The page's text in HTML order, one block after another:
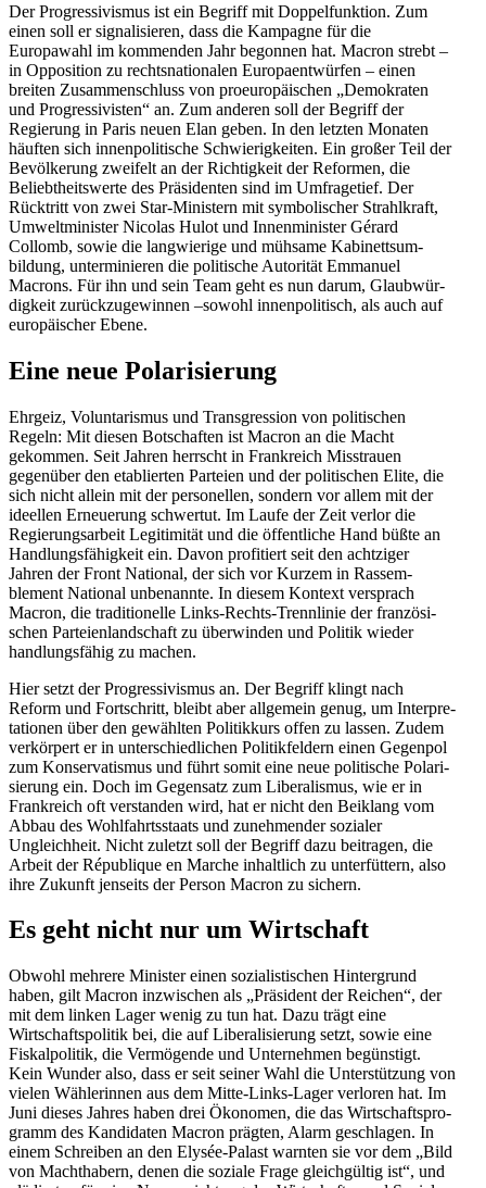
Der Progres­si­vismus ist ein Begriff mit Doppel­funktion. Zum
einen soll er signa­li­sieren, dass die Kampagne für die
Europawahl im kommenden Jahr begonnen hat. Macron strebt –
in Opposition zu rechts­na­tio­nalen Europa­ent­würfen – einen
breiten Zusam­men­schluss von proeu­ro­päi­schen „Demokraten
und Progres­si­visten“ an. Zum anderen soll der Begriff der
Regierung in Paris neuen Elan geben. In den letzten Monaten
häuften sich innen­po­li­tische Schwie­rig­keiten. Ein großer Teil der
Bevöl­kerung zweifelt an der Richtigkeit der Reformen, die
Beliebt­heits­werte des Präsi­denten sind im Umfra­getief. Der
Rücktritt von zwei Star-Ministern mit symbo­li­scher Strahl­kraft,
Umwelt­mi­nister Nicolas Hulot und Innen­mi­nister Gérard
Collomb, sowie die langwierige und mühsame Kabinetts­um­
bildung, unter­mi­nieren die politische Autorität Emmanuel
Macrons. Für ihn und sein Team geht es nun darum, Glaub­wür­
digkeit zurück­zu­ge­winnen –sowohl innen­po­li­tisch, als auch auf
europäi­scher Ebene.
Eine neue Polarisierung
Ehrgeiz, Volun­t­a­rismus und Trans­gression von politi­schen
Regeln: Mit diesen Botschaften ist Macron an die Macht
gekommen. Seit Jahren herrscht in Frank­reich Misstrauen
gegenüber den etablierten Parteien und der politi­schen Elite, die
sich nicht allein mit der perso­nellen, sondern vor allem mit der
ideellen Erneuerung schwertut. Im Laufe der Zeit verlor die
Regie­rungs­arbeit Legiti­mität und die öffent­liche Hand büßte an
Handlungs­fä­higkeit ein. Davon profi­tiert seit den achtziger
Jahren der Front National, der sich vor Kurzem in Rassem­
blement National unbenannte. In diesem Kontext versprach
Macron, die tradi­tio­nelle Links-Rechts-Trenn­linie der franzö­si­
schen Partei­en­land­schaft zu überwinden und Politik wieder
handlungs­fähig zu machen.
Hier setzt der Progres­si­vismus an. Der Begriff klingt nach
Reform und Fortschritt, bleibt aber allgemein genug, um Inter­pre­
ta­tionen über den gewählten Politikkurs offen zu lassen. Zudem
verkörpert er in unter­schied­lichen Politik­feldern einen Gegenpol
zum Konser­va­tismus und führt somit eine neue politische Polari­
sierung ein. Doch im Gegensatz zum Libera­lismus, wie er in
Frank­reich oft verstanden wird, hat er nicht den Beiklang vom
Abbau des Wohlfahrts­staats und zuneh­mender sozialer
Ungleichheit. Nicht zuletzt soll der Begriff dazu beitragen, die
Arbeit der République en Marche inhaltlich zu unter­füttern, also
ihre Zukunft jenseits der Person Macron zu sichern.
Es geht nicht nur um Wirtschaft
Obwohl mehrere Minister einen sozia­lis­ti­schen Hinter­grund
haben, gilt Macron inzwi­schen als „Präsident der Reichen“, der
mit dem linken Lager wenig zu tun hat. Dazu trägt eine
Wirtschafts­po­litik bei, die auf Libera­li­sierung setzt, sowie eine
Fiskal­po­litik, die Vermö­gende und Unter­nehmen begünstigt.
Kein Wunder also, dass er seit seiner Wahl die Unter­stützung von
vielen Wähle­rinnen aus dem Mitte-Links-Lager verloren hat. Im
Juni dieses Jahres haben drei Ökonomen, die das Wirtschafts­pro­
gramm des Kandi­daten Macron prägten, Alarm geschlagen. In
einem Schreiben an den Elysée-Palast warnten sie vor dem „Bild
von Macht­habern, denen die soziale Frage gleich­gültig ist“, und